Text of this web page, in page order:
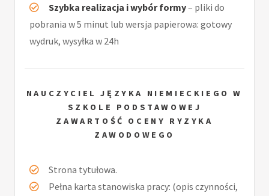
Szybka realizacja i wybór formy– pliki do
pobrania w 5 minut lub wersja papierowa: gotowy
wydruk, wysyłka w 24h
NAUCZYCIEL JĘZYKA NIEMIECKIEGO W
SZKOLE PODSTAWOWEJ
ZAWARTOŚĆ OCENY RYZYKA
ZAWODOWEGO
Strona tytułowa.
Pełna karta stanowiska pracy: (opis czynności,